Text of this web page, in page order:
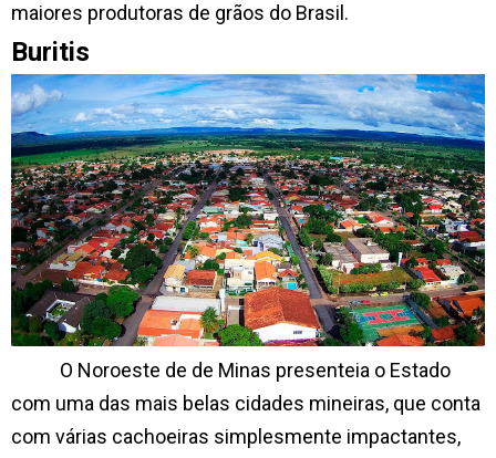
maiores produtoras de grãos do Brasil.
Buritis
O Noroeste de de Minas presenteia o Estado
com uma das mais belas cidades mineiras, que conta
com várias cachoeiras simplesmente impactantes,